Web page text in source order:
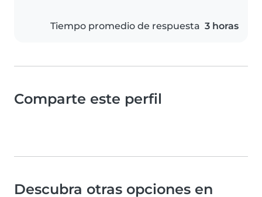
Tiempo promedio de respuesta 3 horas
Comparte este perfil
Descubra otras opciones en